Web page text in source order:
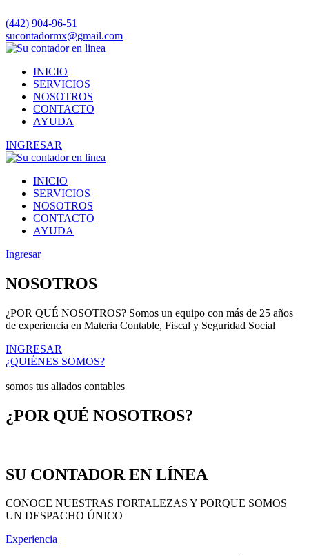
(442) 904-96-51
sucontadormx@gmail.com
INICIO
SERVICIOS
NOSOTROS
CONTACTO
AYUDA
INGRESAR
INICIO
SERVICIOS
NOSOTROS
CONTACTO
AYUDA
Ingresar
NOSOTROS
¿POR QUÉ NOSOTROS? Somos un equipo con más de 25 años
de experiencia en Materia Contable, Fiscal y Seguridad Social
INGRESAR
¿QUIÉNES SOMOS?
somos tus aliados contables
¿POR QUÉ NOSOTROS?
SU CONTADOR EN LÍNEA
CONOCE NUESTRAS FORTALEZAS Y PORQUE SOMOS
UN DESPACHO ÚNICO
Experiencia